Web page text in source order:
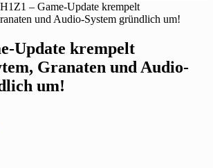
H1Z1 – Game-Update krempelt
und Audio-System gründlich um!
Update krempelt
Granaten und Audio-
um!